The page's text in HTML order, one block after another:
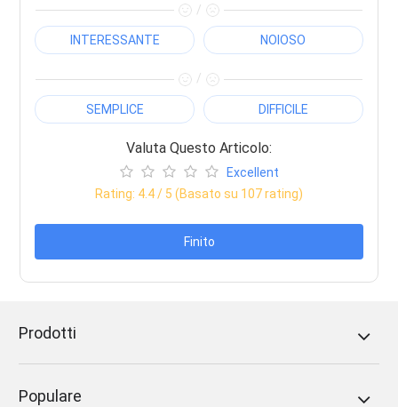
/
INTERESSANTE NOIOSO
/
SEMPLICE DIFFICILE
Valuta Questo Articolo:
Excellent
Rating: 4.4/ 5 (Basato su 107rating)
Finito
Prodotti
Populare